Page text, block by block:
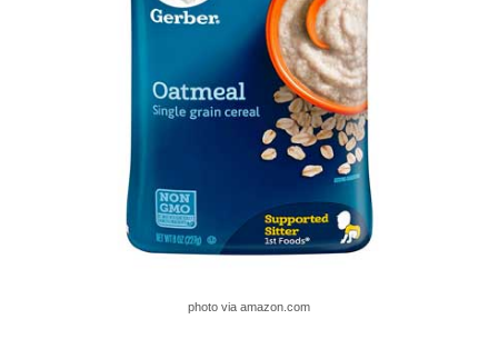
photo via amazon.com